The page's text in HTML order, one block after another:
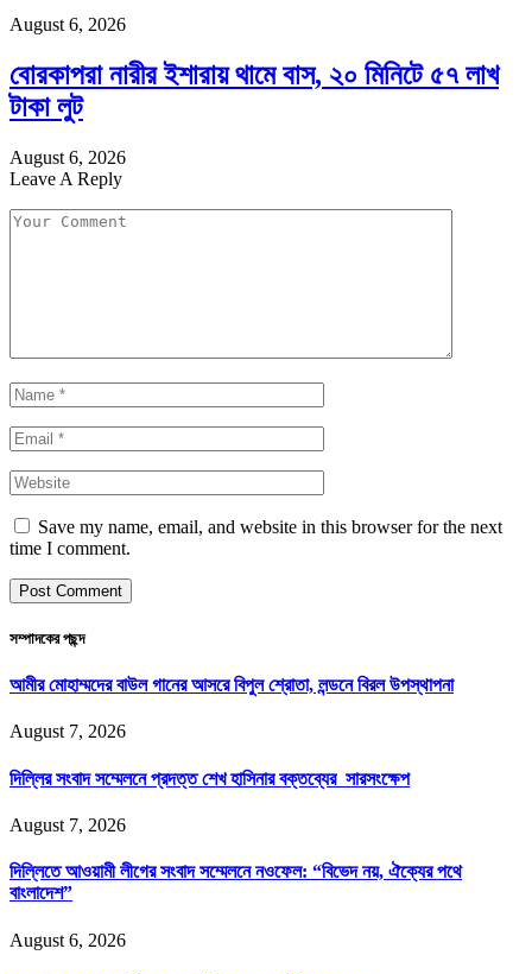
August 6, 2026
বোরকাপরা নারীর ইশারায় থামে বাস, ২০ মিনিটে ৫৭ লাখ
টাকা লুট
August 6, 2026
Leave A Reply
Save my name, email, and website in this browser for the next
time I comment.
সম্পাদকের পছন্দ
আমীর মোহাম্মদের বাউল গানের আসরে বিপুল শ্রোতা, লন্ডনে বিরল উপস্থাপনা
August 7, 2026
দিল্লির সংবাদ সম্মেলনে প্রদত্ত শেখ হাসিনার বক্তব্যের সারসংক্ষেপ
August 7, 2026
দিল্লিতে আওয়ামী লীগের সংবাদ সম্মেলনে নওফেল: “বিভেদ নয়, ঐক্যের পথে
বাংলাদেশ”
August 6, 2026